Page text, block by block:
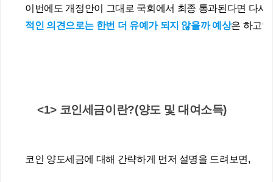
이번에도 개정안이 그대로 국회에서 최종 통과된다면 다
적인 의견으로는 한번 더 유예가 되지 않을까 예상은 하고
<1> 코인세금이란?(양도 및 대여소득)
코인 양도세금에 대해 간략하게 먼저 설명을 드려보면,